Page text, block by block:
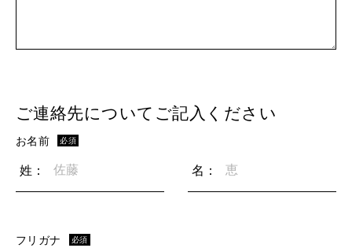
ご連絡先についてご記入ください
お名前 必須
姓： 名：
フリガナ 必須